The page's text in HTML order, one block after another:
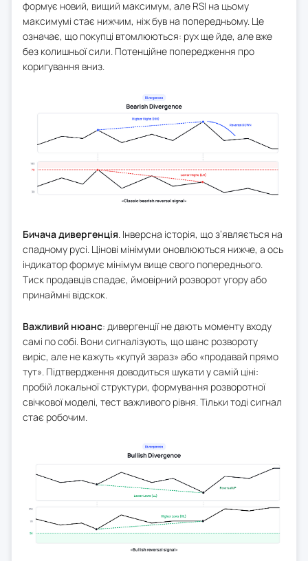
формує новий, вищий максимум, але RSI на цьому
максимумі стає нижчим, ніж був на попередньому. Це
означає, що покупці втомлюються: рух ще йде, але вже
без колишньої сили. Потенційне попередження про
коригування вниз.
Бичача дивергенція . Інверсна історія, що з’являється на
спадному русі. Цінові мінімуми оновлюються нижче, а ось
індикатор формує мінімум вище свого попереднього.
Тиск продавців спадає, ймовірний розворот угору або
принаймні відскок.
Важливий нюанс: дивергенції не дають моменту входу
самі по собі. Вони сигналізують, що шанс розвороту
виріс, але не кажуть «купуй зараз» або «продавай прямо
тут». Підтвердження доводиться шукати у самій ціні:
пробій локальної структури, формування розворотної
свічкової моделі, тест важливого рівня. Тільки тоді сигнал
стає робочим.